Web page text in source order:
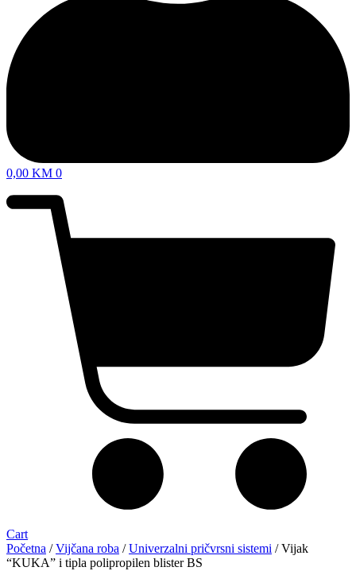
0,00 KM 0
Cart
Početna /Vijčana roba /Univerzalni pričvrsni sistemi / Vijak
“KUKA” i tipla polipropilen blister BS